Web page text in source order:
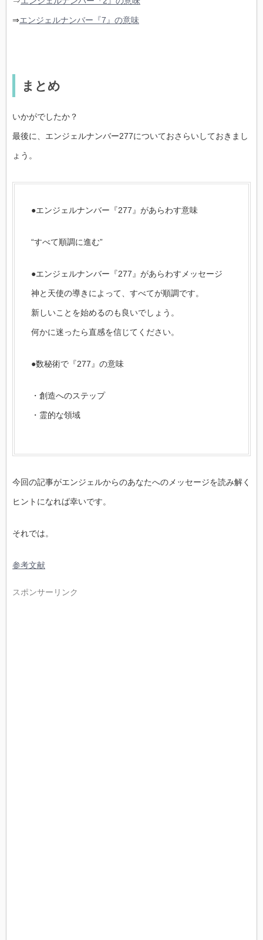
⇒エンジェルナンバー『7』の意味
まとめ
いかがでしたか？
最後に、エンジェルナンバー277についておさらいしておきまし
ょう。
●エンジェルナンバー『277』があらわす意味
“すべて順調に進む”
●エンジェルナンバー『277』があらわすメッセージ
神と天使の導きによって、すべてが順調です。
新しいことを始めるのも良いでしょう。
何かに迷ったら直感を信じてください。
●数秘術で『277』の意味
・創造へのステップ
・霊的な領域
今回の記事がエンジェルからのあなたへのメッセージを読み解く
ヒントになれば幸いです。
それでは。
参考文献
スポンサーリンク